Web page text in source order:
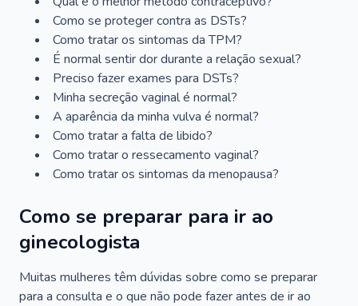
Como se proteger contra as DSTs?
Como tratar os sintomas da TPM?
É normal sentir dor durante a relação sexual?
Preciso fazer exames para DSTs?
Minha secreção vaginal é normal?
A aparência da minha vulva é normal?
Como tratar a falta de libido?
Como tratar o ressecamento vaginal?
Como tratar os sintomas da menopausa?
Como se preparar para ir ao
ginecologista
Muitas mulheres têm dúvidas sobre como se preparar
para a consulta e o que não pode fazer antes de ir ao